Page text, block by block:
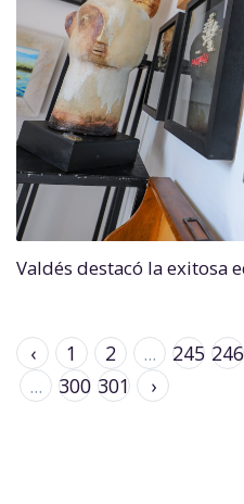
Valdés destacó la exitosa
‹ 1 2 ... 245 246
...
300 301 ›